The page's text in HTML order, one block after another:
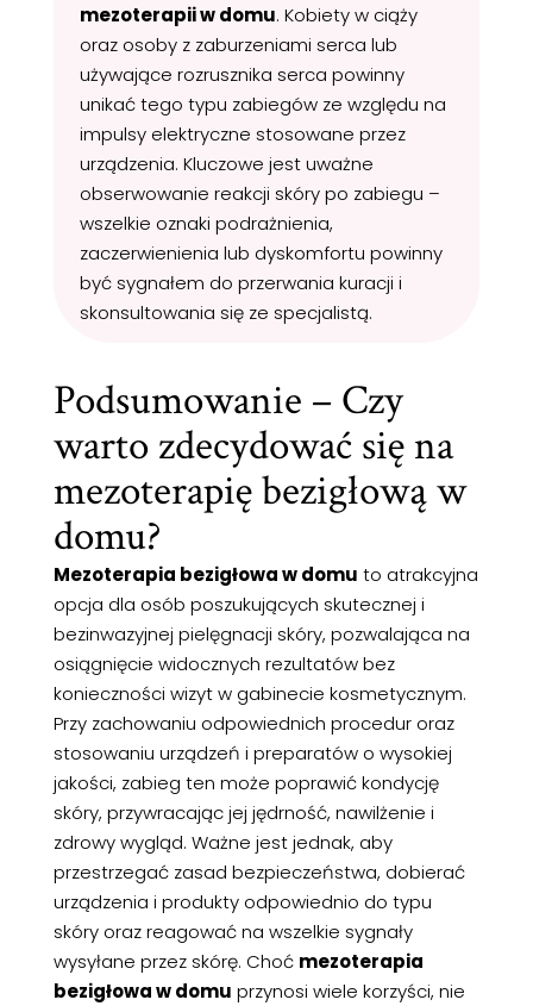
mezoterapii w domu. Kobiety w ciąży
oraz osoby z zaburzeniami serca lub
używające rozrusznika serca powinny
unikać tego typu zabiegów ze względu na
impulsy elektryczne stosowane przez
urządzenia. Kluczowe jest uważne
obserwowanie reakcji skóry po zabiegu –
wszelkie oznaki podrażnienia,
zaczerwienienia lub dyskomfortu powinny
być sygnałem do przerwania kuracji i
skonsultowania się ze specjalistą.
Podsumowanie – Czy
warto zdecydować się na
mezoterapię bezigłową w
domu?
Mezoterapia bezigłowa w domu to atrakcyjna
opcja dla osób poszukujących skutecznej i
bezinwazyjnej pielęgnacji skóry, pozwalająca na
osiągnięcie widocznych rezultatów bez
konieczności wizyt w gabinecie kosmetycznym.
Przy zachowaniu odpowiednich procedur oraz
stosowaniu urządzeń i preparatów o wysokiej
jakości, zabieg ten może poprawić kondycję
skóry, przywracając jej jędrność, nawilżenie i
zdrowy wygląd. Ważne jest jednak, aby
przestrzegać zasad bezpieczeństwa, dobierać
urządzenia i produkty odpowiednio do typu
skóry oraz reagować na wszelkie sygnały
wysyłane przez skórę. Choć mezoterapia
bezigłowa w domu przynosi wiele korzyści, nie